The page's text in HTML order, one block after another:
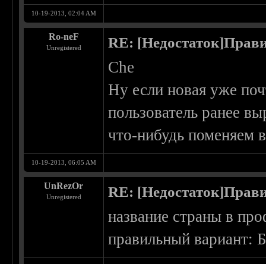
10-19-2013, 02:04 AM
Ro-neF
Unregistered RE:
Che
Ну если новая уже
пользователь ранее
что-нибудь поменяем
10-19-2013, 06:05 AM
UnRezOr
Unregistered RE:
название страны в
правильный вариант: